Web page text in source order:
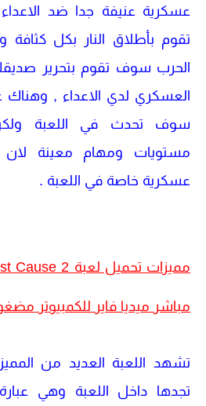
عسكرية عنيفة جدا ضد
تقوم بأطلاق النار بكل
الحرب سوف تقوم بتحرير
العسكري لدي الاعداء , وهناك
سوف تحدث في اللعبة
مستويات ومهام معينة
عسكرية خاصة في اللعبة .
مباشر ميديا فاير للكمبيوتر
تشهد اللعبة العديد من
تجدها داخل اللعبة وهي